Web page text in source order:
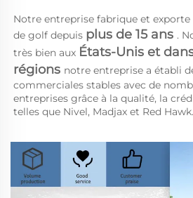
Notre entreprise fabrique et exporte
de golf depuis plus de 15 ans .
très bien aux États-Unis et
régions notre entreprise a établi
commerciales stables avec de
entreprises grâce à la qualité, la
telles que Nivel, Madjax et Red Hawk.